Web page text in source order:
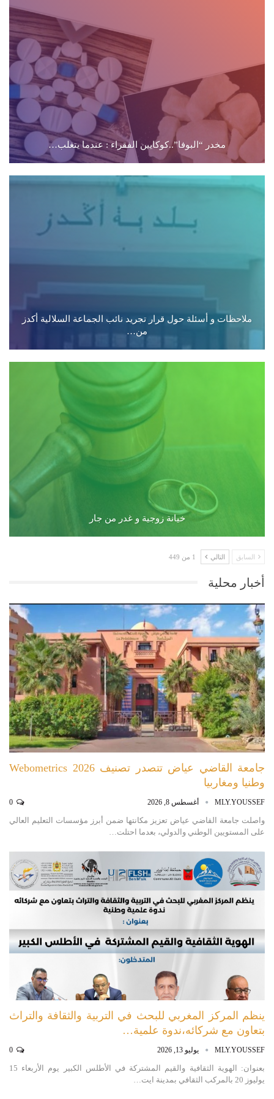
مخدر “البوفا”..كوكايين الفقراء : عندما يتغلب…
ملاحظات و أسئلة حول قرار تجريد نائب الجماعة السلالية أكدز
من…
خيانة زوجية و غدر من جار
السابق التالي 1 من 449
أخبار محلية
جامعة القاضي عياض تتصدر تصنيف Webometrics 2026
وطنيا ومغاربيا
MLY.YOUSSEF أغسطس 8, 2026
واصلت جامعة القاضي عياض تعزيز مكانتها ضمن أبرز مؤسسات التعليم العالي
على المستويين الوطني والدولي، بعدما احتلت…
ينظم المركز المغربي للبحث في التربية والثقافة والتراث
بتعاون مع شركائه،ندوة علمية…
MLY.YOUSSEF يوليو 13, 2026
بعنوان: الهوية الثقافية والقيم المشتركة في الأطلس الكبير يوم الأربعاء 15
يوليوز 20 بالمركب الثقافي بمدينة ايت…